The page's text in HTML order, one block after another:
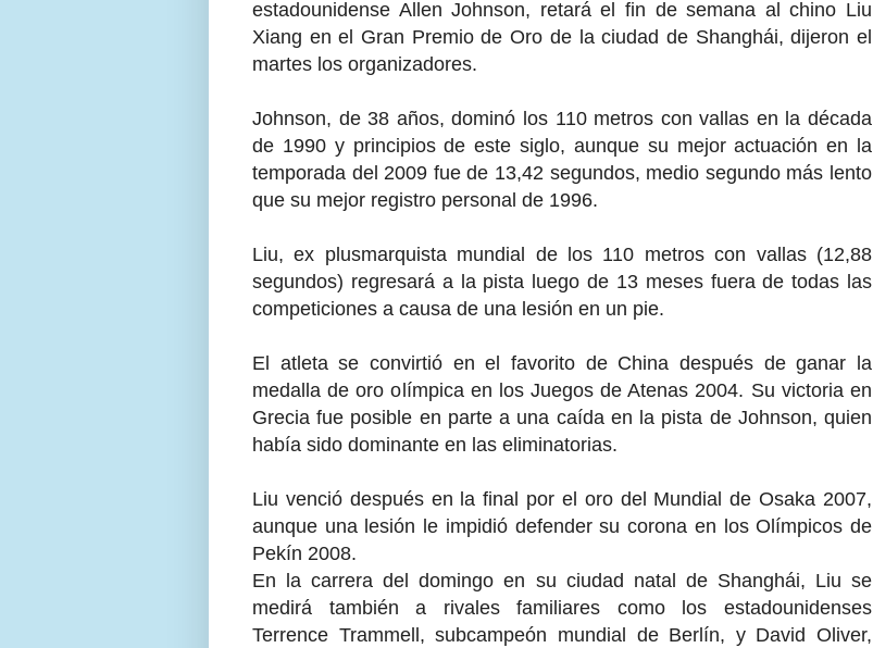
estadounidense Allen Johnson, retará el fin de semana al chino Liu
Xiang en el Gran Premio de Oro de la ciudad de Shanghái, dijeron el
martes los organizadores.
Johnson, de 38 años, dominó los 110 metros con vallas en la década
de 1990 y principios de este siglo, aunque su mejor actuación en la
temporada del 2009 fue de 13,42 segundos, medio segundo más lento
que su mejor registro personal de 1996.
Liu, ex plusmarquista mundial de los 110 metros con vallas (12,88
segundos) regresará a la pista luego de 13 meses fuera de todas las
competiciones a causa de una lesión en un pie.
El atleta se convirtió en el favorito de China después de ganar la
medalla de oro olímpica en los Juegos de Atenas 2004. Su victoria en
Grecia fue posible en parte a una caída en la pista de Johnson, quien
había sido dominante en las eliminatorias.
Liu venció después en la final por el oro del Mundial de Osaka 2007,
aunque una lesión le impidió defender su corona en los Olímpicos de
Pekín 2008.
En la carrera del domingo en su ciudad natal de Shanghái, Liu se
medirá también a rivales familiares como los estadounidenses
Terrence Trammell, subcampeón mundial de Berlín, y David Oliver,